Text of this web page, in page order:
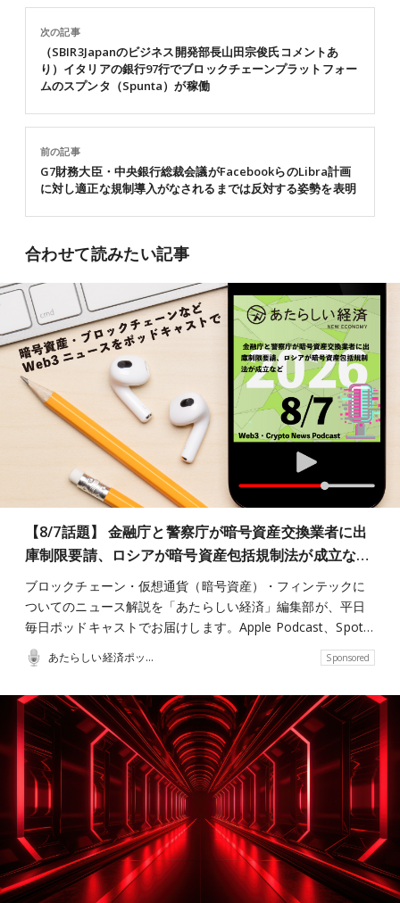
前の記事
G7財務大臣・中央銀行総裁会議がFacebookらのLibra計画
に対し適正な規制導入がなされるまでは反対する姿勢を表明
次の記事
（SBIR3Japanのビジネス開発部長山田宗俊氏コメントあ
り）イタリアの銀行97行でブロックチェーンプラットフォー
ムのスプンタ（Spunta）が稼働
合わせて読みたい記事
【8/7話題】 金融庁と警察庁が暗号資産交換業者に出
庫制限要請、ロシアが暗号資産包括規制法が成立な…
ブロックチェーン・仮想通貨（暗号資産）・フィンテックに
ついてのニュース解説を「あたらしい経済」編集部が、平日
毎日ポッドキャストでお届けします。Apple Podcast、Spot…
あたらしい経済ポッドキャスト Sponsored